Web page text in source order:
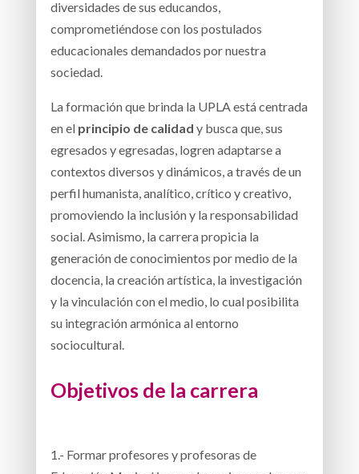
diversidades de sus educandos,
comprometiéndose con los postulados
educacionales demandados por nuestra
sociedad.
La formación que brinda la UPLA está centrada
en el principio de calidad y busca que, sus
egresados y egresadas, logren adaptarse a
contextos diversos y dinámicos, a través de un
perfil humanista, analítico, crítico y creativo,
promoviendo la inclusión y la responsabilidad
social. Asimismo, la carrera propicia la
generación de conocimientos por medio de la
docencia, la creación artística, la investigación
y la vinculación con el medio, lo cual posibilita
su integración armónica al entorno
sociocultural.
Objetivos de la carrera
1.- Formar profesores y profesoras de